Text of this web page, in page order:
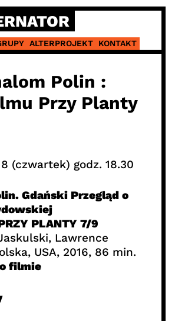
ALTERPROJEKT KONTAKT
Polin :
Przy Planty
(czwartek) godz. 18.30
Gdański Przegląd o
PLANTY 7/9
Lawrence
USA, 2016, 86 min.
filmie